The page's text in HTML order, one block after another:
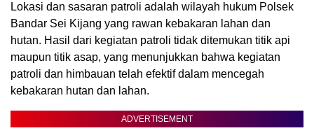
Lokasi dan sasaran patroli adalah wilayah hukum Polsek
Bandar Sei Kijang yang rawan kebakaran lahan dan
hutan. Hasil dari kegiatan patroli tidak ditemukan titik api
maupun titik asap, yang menunjukkan bahwa kegiatan
patroli dan himbauan telah efektif dalam mencegah
kebakaran hutan dan lahan.
ADVERTISEMENT